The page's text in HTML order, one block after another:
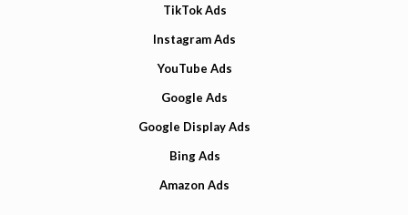
TikTok Ads
Instagram Ads
YouTube Ads
Google Ads
Google Display Ads
Bing Ads
Amazon Ads